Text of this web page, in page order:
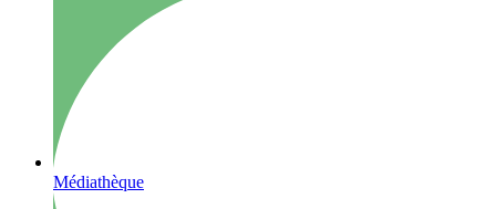
Médiathèque